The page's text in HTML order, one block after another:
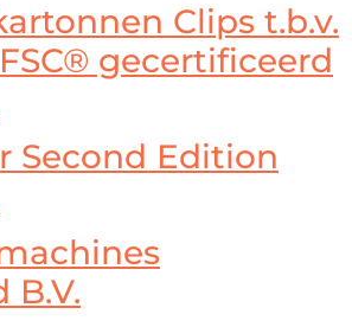
Clips t.b.v.
gecertificeerd
Second Edition
B.V.